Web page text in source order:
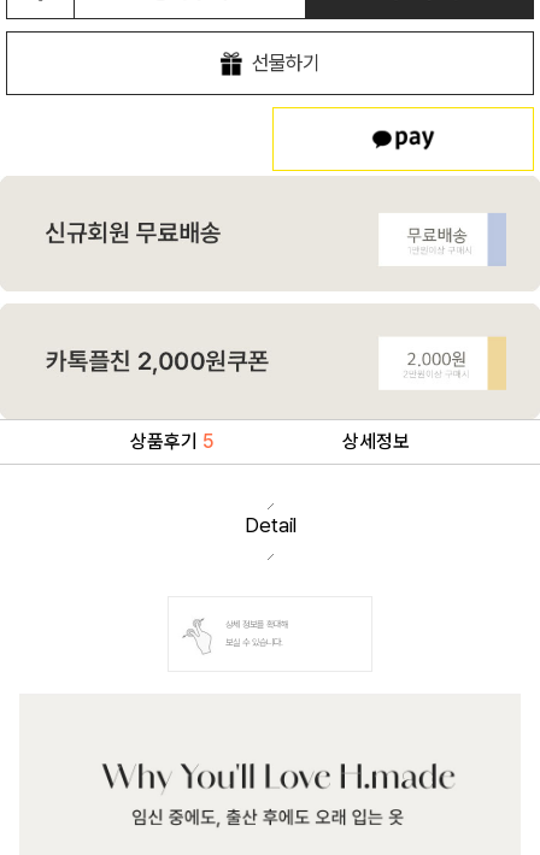
선물하기
상품후기 5 상세정보
Detail
상세 정보를 확대해
보실 수 있습니다.